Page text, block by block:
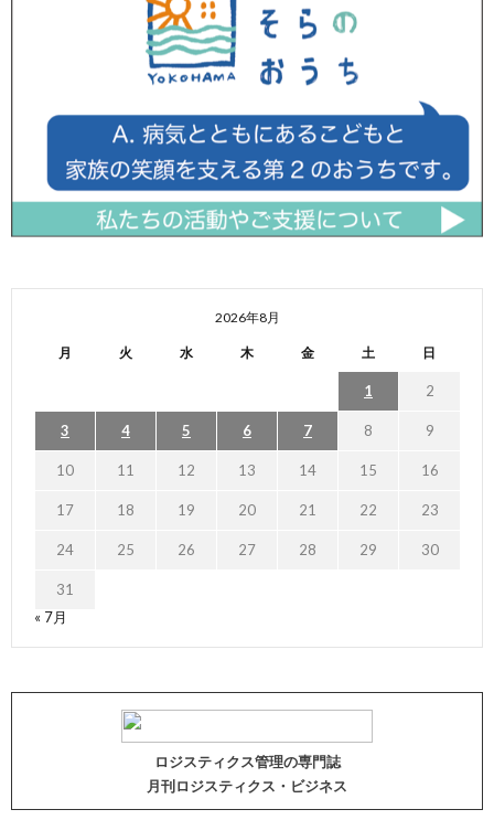
2026年8月
月 火 水 木 金 土 日
1 2
3 4 5 6 7 8 9
10 11 12 13 14 15 16
17 18 19 20 21 22 23
24 25 26 27 28 29 30
31
« 7月
ロジスティクス管理の専門誌
月刊ロジスティクス・ビジネス